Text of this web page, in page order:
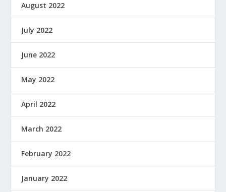
August 2022
July 2022
June 2022
May 2022
April 2022
March 2022
February 2022
January 2022